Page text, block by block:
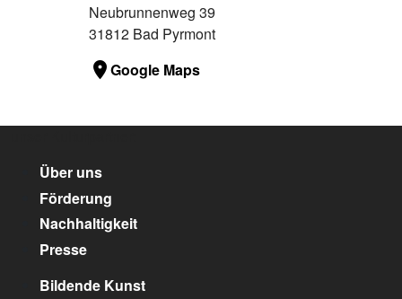
Neubrunnenweg 39
31812 Bad Pyrmont
Google Maps
Über uns
Förderung
Nachhaltigkeit
Presse
Bildende Kunst